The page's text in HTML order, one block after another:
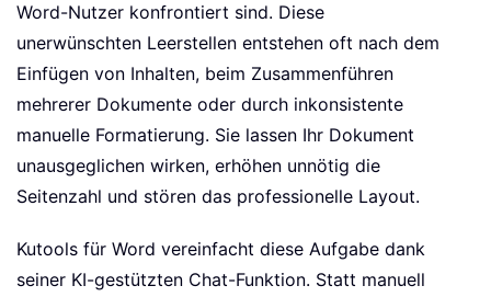
Word-Nutzer konfrontiert sind. Diese
unerwünschten Leerstellen entstehen oft nach dem
Einfügen von Inhalten, beim Zusammenführen
mehrerer Dokumente oder durch inkonsistente
manuelle Formatierung. Sie lassen Ihr Dokument
unausgeglichen wirken, erhöhen unnötig die
Seitenzahl und stören das professionelle Layout.
Kutools für Word vereinfacht diese Aufgabe dank
seiner KI-gestützten Chat-Funktion. Statt manuell